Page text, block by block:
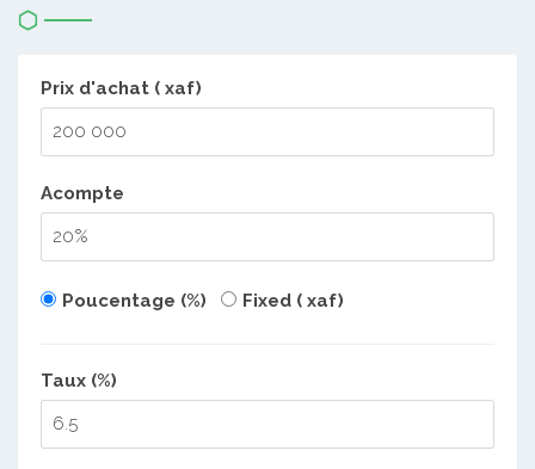
Prix d'achat ( xaf)
Acompte
Poucentage (%) Fixed ( xaf)
Taux (%)